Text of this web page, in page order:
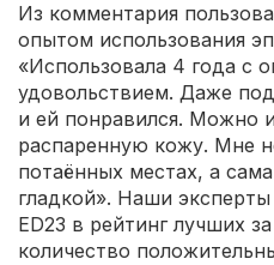
Из комментария
опытом использования
«Использовала 4 года с
удовольствием. Даже
и ей понравился. Можно
распаренную кожу. Мне
потаённых местах, а
гладкой». Наши
ED23 в рейтинг лучших
количество